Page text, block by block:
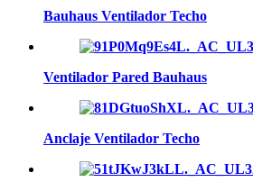
Bauhaus Ventilador Techo
Ventilador Pared Bauhaus
Anclaje Ventilador Techo